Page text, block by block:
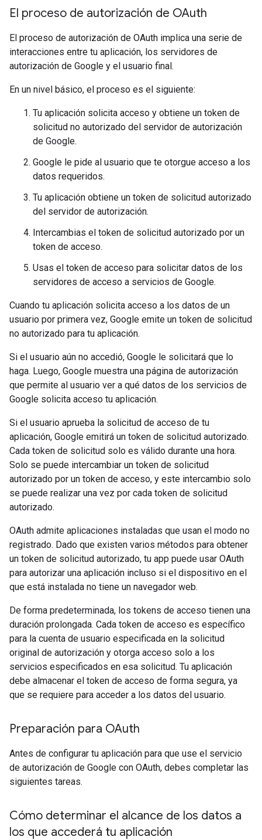
El proceso de autorización de OAuth
El proceso de autorización de OAuth implica una serie de
interacciones entre tu aplicación, los servidores de
autorización de Google y el usuario final.
En un nivel básico, el proceso es el siguiente:
Tu aplicación solicita acceso y obtiene un token de
solicitud no autorizado del servidor de autorización
de Google.
Google le pide al usuario que te otorgue acceso a los
datos requeridos.
Tu aplicación obtiene un token de solicitud autorizado
del servidor de autorización.
Intercambias el token de solicitud autorizado por un
token de acceso.
Usas el token de acceso para solicitar datos de los
servidores de acceso a servicios de Google.
Cuando tu aplicación solicita acceso a los datos de un
usuario por primera vez, Google emite un token de solicitud
no autorizado para tu aplicación.
Si el usuario aún no accedió, Google le solicitará que lo
haga. Luego, Google muestra una página de autorización
que permite al usuario ver a qué datos de los servicios de
Google solicita acceso tu aplicación.
Si el usuario aprueba la solicitud de acceso de tu
aplicación, Google emitirá un token de solicitud autorizado.
Cada token de solicitud solo es válido durante una hora.
Solo se puede intercambiar un token de solicitud
autorizado por un token de acceso, y este intercambio solo
se puede realizar una vez por cada token de solicitud
autorizado.
OAuth admite aplicaciones instaladas que usan el modo no
registrado. Dado que existen varios métodos para obtener
un token de solicitud autorizado, tu app puede usar OAuth
para autorizar una aplicación incluso si el dispositivo en el
que está instalada no tiene un navegador web.
De forma predeterminada, los tokens de acceso tienen una
duración prolongada. Cada token de acceso es específico
para la cuenta de usuario especificada en la solicitud
original de autorización y otorga acceso solo a los
servicios especificados en esa solicitud. Tu aplicación
debe almacenar el token de acceso de forma segura, ya
que se requiere para acceder a los datos del usuario.
Preparación para OAuth
Antes de configurar tu aplicación para que use el servicio
de autorización de Google con OAuth, debes completar las
siguientes tareas.
Cómo determinar el alcance de los datos a
los que accederá tu aplicación